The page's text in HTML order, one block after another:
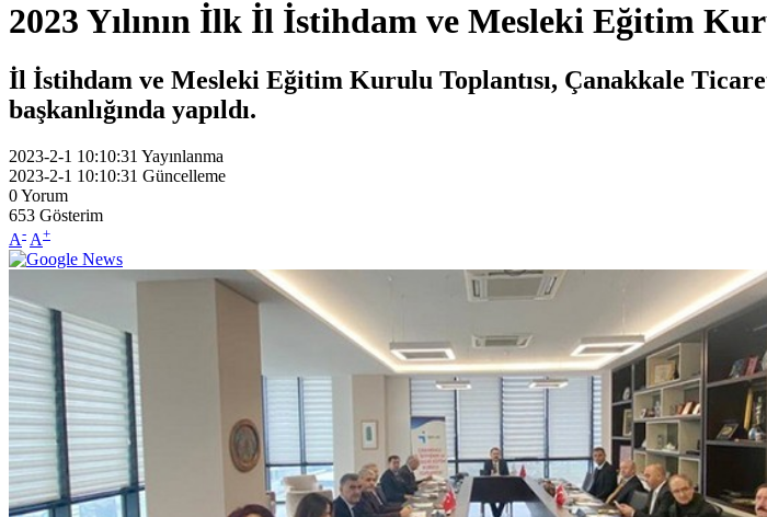
2023 Yılının İlk İl İstihdam ve Mesleki Eğitim
İl İstihdam ve Mesleki Eğitim Kurulu Toplantısı, Çanakkale
başkanlığında yapıldı.
2023-2-1 10:10:31 Yayınlanma
2023-2-1 10:10:31 Güncelleme
0Yorum
653 Gösterim
A- A+